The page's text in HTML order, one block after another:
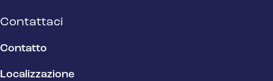
Contattaci
Contatto
Localizzazione